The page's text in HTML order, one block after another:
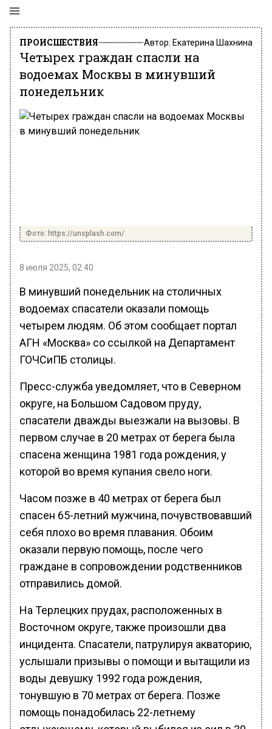
ПРОИСШЕСТВИЯ Автор: Екатерина Шахнина
Четырех граждан спасли на
водоемах Москвы в минувший
понедельник
Фото: https://unsplash.com/
8 июля 2025, 02:40
В минувший понедельник на столичных
водоемах спасатели оказали помощь
четырем людям. Об этом сообщает портал
АГН «Москва» со ссылкой на Департамент
ГОЧСиПБ столицы.
Пресс-служба уведомляет, что в Северном
округе, на Большом Садовом пруду,
спасатели дважды выезжали на вызовы. В
первом случае в 20 метрах от берега была
спасена женщина 1981 года рождения, у
которой во время купания свело ноги.
Часом позже в 40 метрах от берега был
спасен 65-летний мужчина, почувствовавший
себя плохо во время плавания. Обоим
оказали первую помощь, после чего
граждане в сопровождении родственников
отправились домой.
На Терлецких прудах, расположенных в
Восточном округе, также произошли два
инцидента. Спасатели, патрулируя акваторию,
услышали призывы о помощи и вытащили из
воды девушку 1992 года рождения,
тонувшую в 70 метрах от берега. Позже
помощь понадобилась 22-летнему